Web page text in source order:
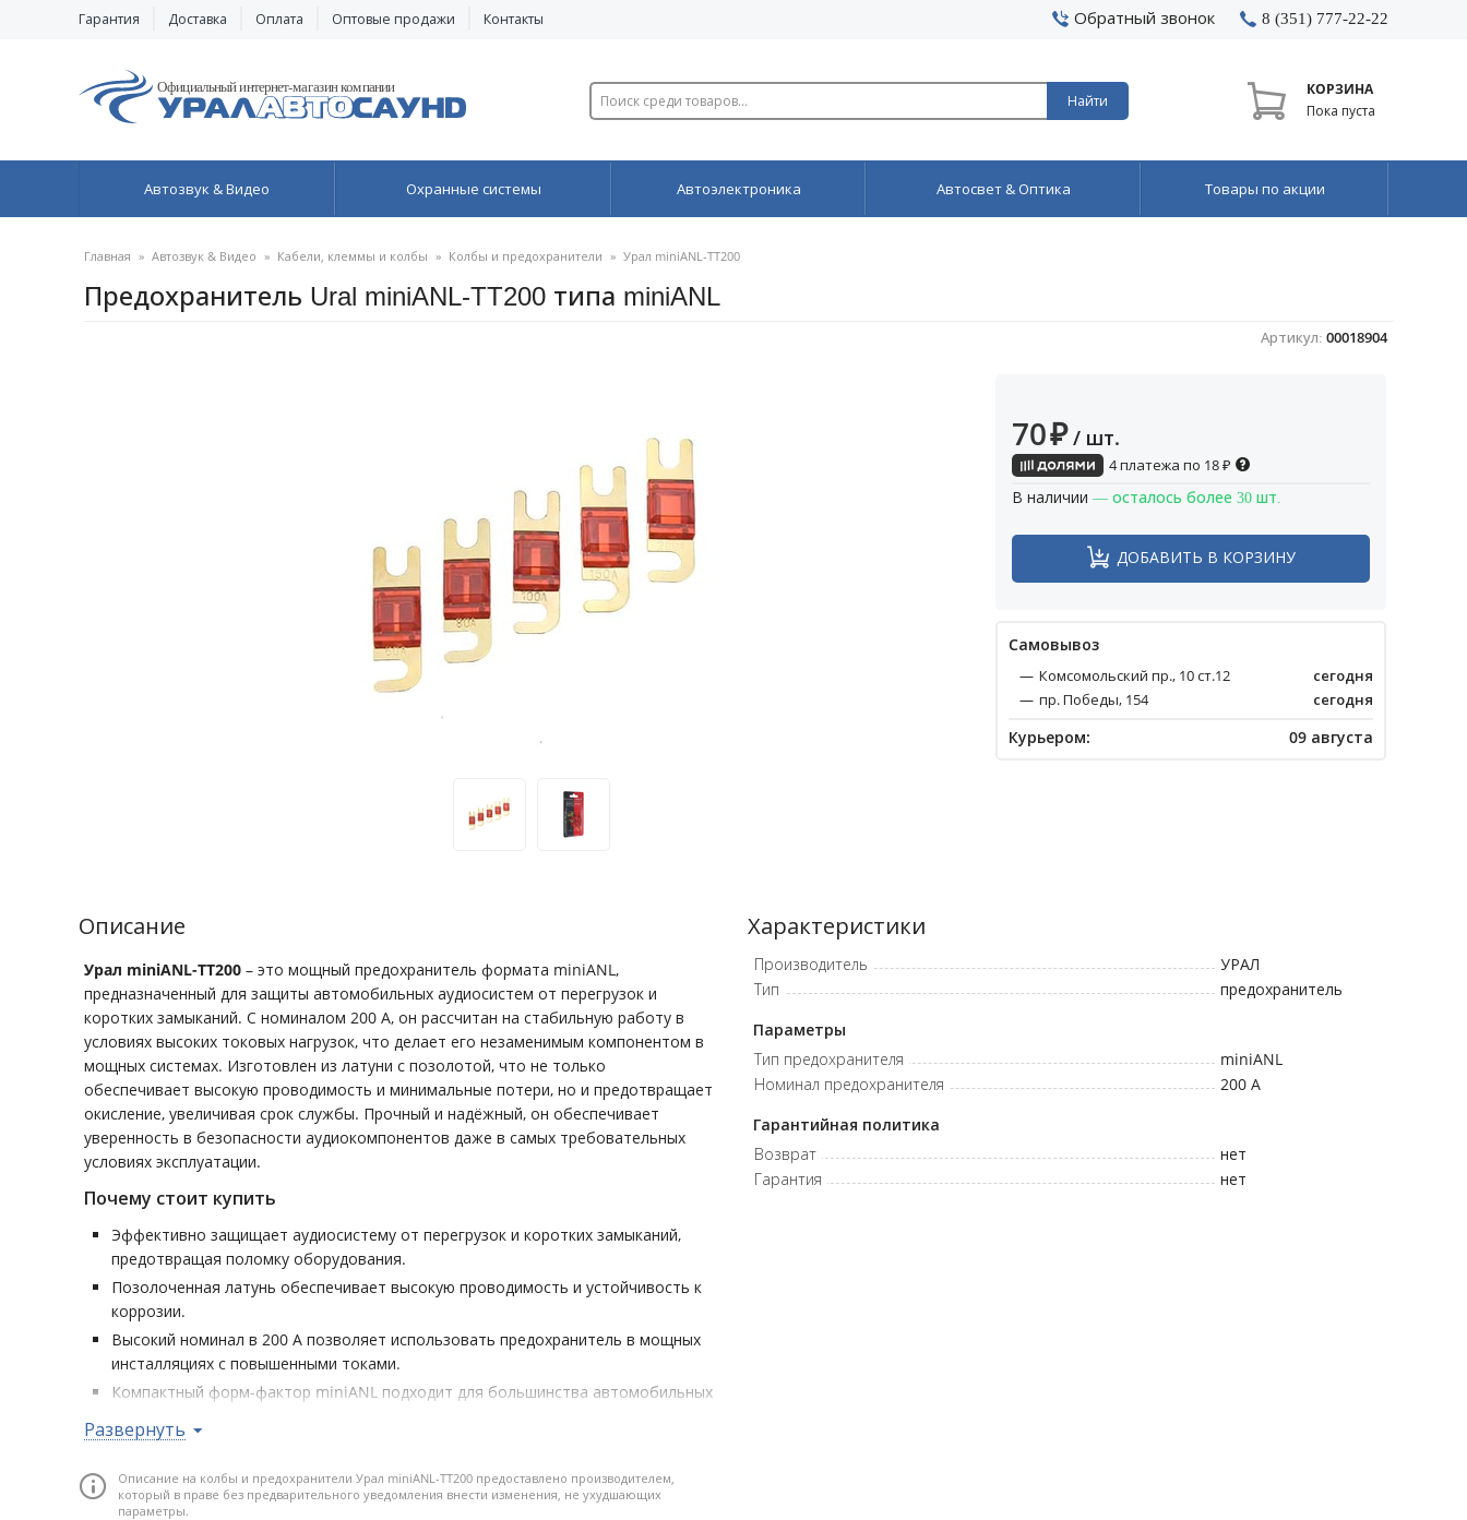
Гарантия Доставка Оплата Оптовые продажи Контакты Обратный звонок 8 (351) 777-22-22
Найти
КОРЗИНА
Пока пуста
Автозвук & Видео Охранные системы Автоэлектроника Автосвет & Оптика Товары по акции
Главная » Автозвук & Видео » Кабели, клеммы и колбы » Колбы и предохранители » Урал miniANL-TT200
Предохранитель Ural miniANL-TT200 типа miniANL
Артикул: 00018904
70₽ / шт.
4 платежа по 18₽
В наличии — осталось более 30 шт.
ДОБАВИТЬ В КОРЗИНУ
Cамовывоз
Комсомольский пр., 10 ст.12
сегодня
пр. Победы, 154
сегодня
Курьером: 09 августа
Описание
Урал miniANL-TT200 – это мощный предохранитель формата miniANL,
предназначенный для защиты автомобильных аудиосистем от перегрузок и
коротких замыканий. С номиналом 200 А, он рассчитан на стабильную работу в
условиях высоких токовых нагрузок, что делает его незаменимым компонентом в
мощных системах. Изготовлен из латуни с позолотой, что не только
обеспечивает высокую проводимость и минимальные потери, но и предотвращает
окисление, увеличивая срок службы. Прочный и надёжный, он обеспечивает
уверенность в безопасности аудиокомпонентов даже в самых требовательных
условиях эксплуатации.
Почему стоит купить
Эффективно защищает аудиосистему от перегрузок и коротких замыканий,
предотвращая поломку оборудования.
Позолоченная латунь обеспечивает высокую проводимость и устойчивость к
коррозии.
Высокий номинал в 200 А позволяет использовать предохранитель в мощных
инсталляциях с повышенными токами.
Компактный форм-фактор miniANL подходит для большинства автомобильных
Долговечный и надёжный компонент, рассчитанный на профессиональное
применение в автозвуке.
Тип: Предохранитель типа MiniANL • Материал: Латунь с позолотой • Номинал, А: 200
Развернуть
Описание на колбы и предохранители Урал miniANL-TT200 предоставлено производителем,
который в праве без предварительного уведомления внести изменения, не ухудшающих
параметры.
Характеристики
Производитель
УРАЛ
Тип
предохранитель
Параметры
Тип предохранителя
miniANL
Номинал предохранителя
200A
Гарантийная политика
Возврат
нет
Гарантия
нет